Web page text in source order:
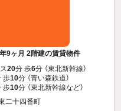
9ヶ月 2階建の賃貸物件
20分 歩6分 （東北新幹線）
歩10分 （青い森鉄道）
歩10分 （東北新幹線など）
二十四番町